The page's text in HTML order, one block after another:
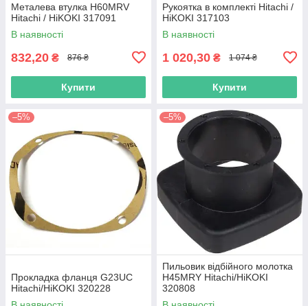
Металева втулка H60MRV
Hitachi / HiKOKI 317091
В наявності
832,20 ₴ 876 ₴
Купити
Рукоятка в комплекті Hitachi /
HiKOKI 317103
В наявності
1 020,30 ₴ 1 074 ₴
Купити
–5%
Прокладка фланця G23UC
Hitachi/HiKOKI 320228
–5%
Пильовик відбійного молотка
H45MRY Hitachi/HiKOKI
320808